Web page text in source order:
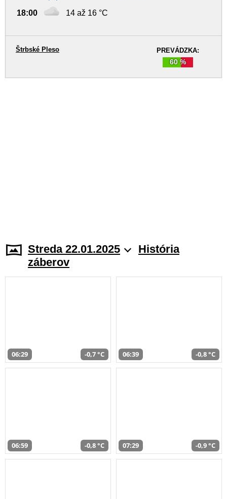
18:00 14 až 16 °C
PREVÁDZKA:
60 %
Štrbské Pleso
Streda 22.01.2025
História
záberov
06:29 -0,7 °C 06:39 -0,8 °C
06:59 -0,8 °C 07:29 -0,9 °C